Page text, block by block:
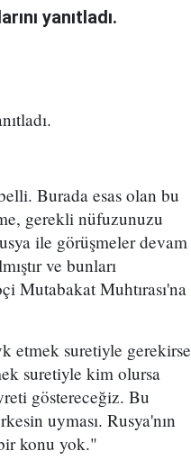
yanıtladı.
Burada esas olan bu
gerekli nüfuzunuzu
ile görüşmeler devam
ve bunları
Mutabakat Muhtırası'na
etmek suretiyle gerekirse
suretiyle kim olursa
göstereceğiz. Bu
uyması. Rusya'nın
konu yok."